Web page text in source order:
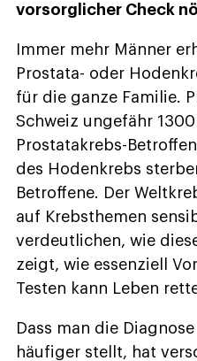
vorsorglicher Check
Immer mehr Männer
Prostata- oder
für die ganze Familie.
Schweiz ungefähr
Prostatakrebs-
des Hodenkrebs
Betroffene. Der
auf Krebsthemen
verdeutlichen, wie
zeigt, wie essenziell
Testen kann Leben
Dass man die
häufiger stellt, hat